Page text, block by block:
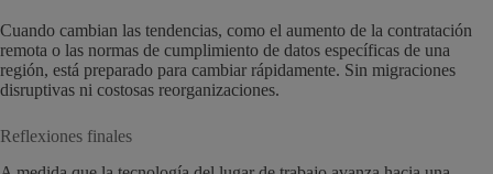
Cuando cambian las tendencias, como el aumento de la contratación
remota o las normas de cumplimiento de datos específicas de una
región, está preparado para cambiar rápidamente. Sin migraciones
disruptivas ni costosas reorganizaciones.
Reflexiones finales